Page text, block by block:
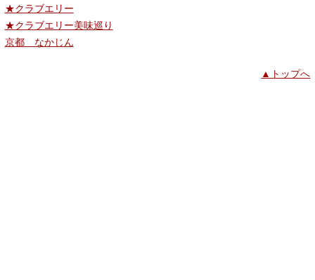
★クラブエリー
★クラブエリー美味巡り
京都 なかじん
▲トップへ